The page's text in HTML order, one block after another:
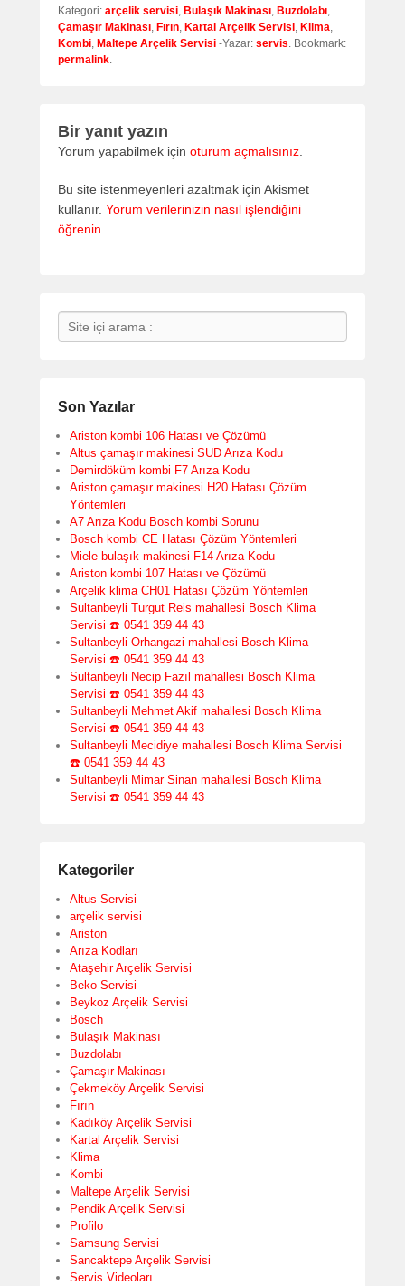
Kategori: arçelik servisi, Bulaşık Makinası, Buzdolabı,
Çamaşır Makinası, Fırın, Kartal Arçelik Servisi, Klima,
Kombi, Maltepe Arçelik Servisi -Yazar: servis. Bookmark:
permalink.
Bir yanıt yazın
Yorum yapabilmek için oturum açmalısınız
Bu site istenmeyenleri azaltmak için Akismet
kullanır. Yorum verilerinizin nasıl işlendiğini
öğrenin.
Search
Son Yazılar
Ariston kombi 106 Hatası ve Çözümü
Altus çamaşır makinesi SUD Arıza Kodu
Demirdöküm kombi F7 Arıza Kodu
Ariston çamaşır makinesi H20 Hatası Çözüm
Yöntemleri
A7 Arıza Kodu Bosch kombi Sorunu
Bosch kombi CE Hatası Çözüm Yöntemleri
Miele bulaşık makinesi F14 Arıza Kodu
Ariston kombi 107 Hatası ve Çözümü
Arçelik klima CH01 Hatası Çözüm Yöntemleri
Sultanbeyli Turgut Reis mahallesi Bosch Klima
Servisi ☎️ 0541 359 44 43
Sultanbeyli Orhangazi mahallesi Bosch Klima
Servisi ☎️ 0541 359 44 43
Sultanbeyli Necip Fazıl mahallesi Bosch Klima
Servisi ☎️ 0541 359 44 43
Sultanbeyli Mehmet Akif mahallesi Bosch Klima
Servisi ☎️ 0541 359 44 43
Sultanbeyli Mecidiye mahallesi Bosch Klima Servisi
☎️ 0541 359 44 43
Sultanbeyli Mimar Sinan mahallesi Bosch Klima
Servisi ☎️ 0541 359 44 43
Kategoriler
Altus Servisi
arçelik servisi
Ariston
Arıza Kodları
Ataşehir Arçelik Servisi
Beko Servisi
Beykoz Arçelik Servisi
Bosch
Bulaşık Makinası
Buzdolabı
Çamaşır Makinası
Çekmeköy Arçelik Servisi
Fırın
Kadıköy Arçelik Servisi
Kartal Arçelik Servisi
Klima
Kombi
Maltepe Arçelik Servisi
Pendik Arçelik Servisi
Profilo
Samsung Servisi
Sancaktepe Arçelik Servisi
Servis Videoları